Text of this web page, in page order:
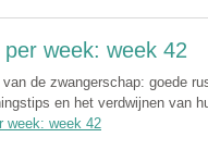
week: week 42
de zwangerschap: goede
en het verdwijnen van
week: week 42